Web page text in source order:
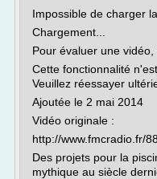
Impossible de charger
Chargement...
Pour évaluer une vidéo,
Cette fonctionnalité
Veuillez réessayer
Ajoutée le 2 mai 2014
Vidéo originale :
http://www.fmcradio.fr/
Des projets pour la
mythique au siècle